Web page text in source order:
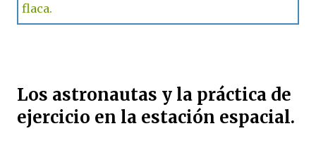
flaca.
Los astronautas y la práctica de
ejercicio en la estación espacial.